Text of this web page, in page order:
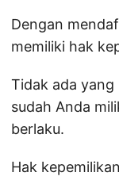
Dengan
memiliki hak
Tidak ada yang
sudah Anda
berlaku.
Hak